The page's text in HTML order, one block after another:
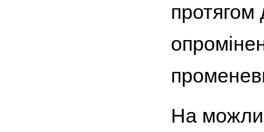
протягом
На